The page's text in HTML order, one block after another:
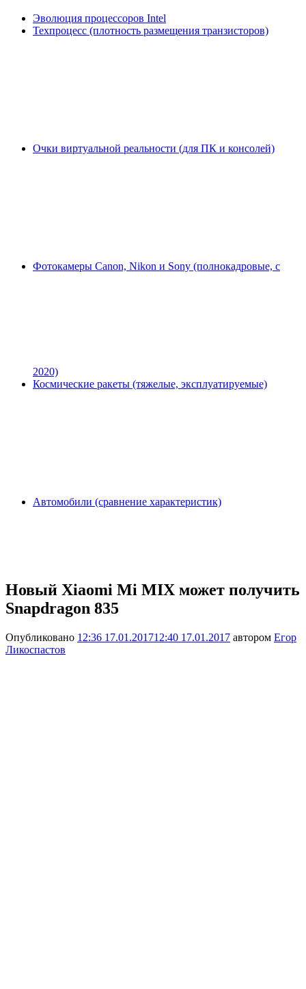
Эволюция процессоров Intel
Техпроцесс (плотность размещения транзисторов)
Очки виртуальной реальности (для ПК и консолей)
Фотокамеры Canon, Nikon и Sony (полнокадровые, с
2020)
Космические ракеты (тяжелые, эксплуатируемые)
Автомобили (сравнение характеристик)
Новый Xiaomi Mi MIX может получить
Snapdragon 835
Опубликовано 12:36 17.01.201712:40 17.01.2017 автором Егор
Ликоспастов